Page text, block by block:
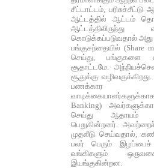
சீட்டாட்டம், பரிசுச்சீட்டு
ஆட்டத்தில் ஆட்டம்
ஆட்டத்திலிருந்து
கொடுக்கப்படுவதால் அது
பங்குசந்தையில் (Share
செய்து, பங்குகளை
சூதாட்டமே.
சூதுக்கு
பணக்கார
வாடிக்கையாளர்களுக்காக
Banking)
செய்து ஆதாயம்
பெறுகின்றனர்.
முதலீடு செய்வதால்,
பலர் பெரும்
வங்கிகளும்
இயங்குகின்றன.